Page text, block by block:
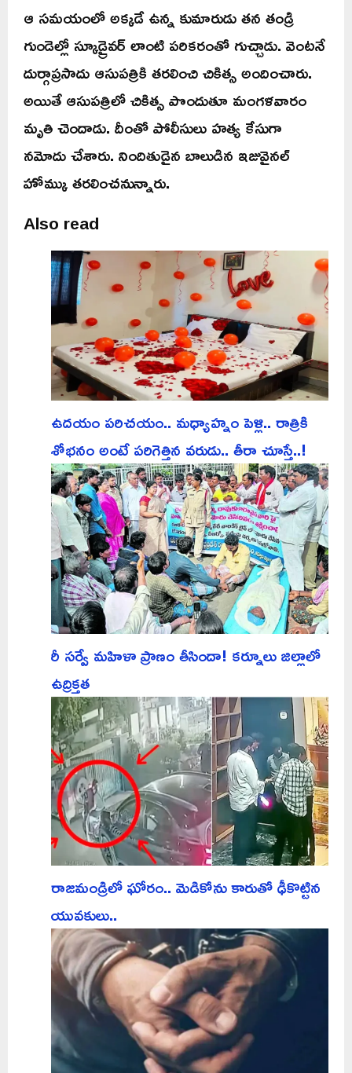
ఆ సమయంలో అక్కడే ఉన్న కుమారుడు తన తండ్రి
గుండెల్లో స్కూడ్రైవర్ లాంటి పరికరంతో గుచ్చాడు. వెంటనే
దుర్గాప్రసాదు ఆసుపత్రికి తరలించి చికిత్స అందించారు.
అయితే ఆసుపత్రిలో చికిత్స పొందుతూ మంగళవారం
మృతి చెందాడు. దీంతో పోలీసులు హత్య కేసుగా
నమోదు చేశారు. నిందితుడైన బాలుడిన ఇజువైనల్
హోమ్కు తరలించనున్నారు.
Also read
ఉదయం పరిచయం.. మధ్యాహ్నం పెళ్లి.. రాత్రికి
శోభనం అంటే పరిగెత్తిన వరుడు.. తీరా చూస్తే..!
రీ సర్వే మహిళా ప్రాణం తీసిందా! కర్నూలు జిల్లాలో
ఉద్రిక్తత
రాజమండ్రిలో ఘోరం.. మెడికోను కారుతో ఢీకొట్టిన
యువకులు..